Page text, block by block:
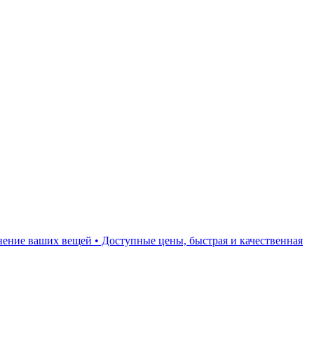
ваших вещей • Доступные цены, быстрая и качественная